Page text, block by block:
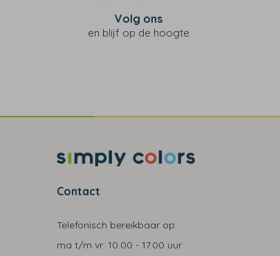
Volg ons
en blijf op de hoogte
Contact
Telefonisch bereikbaar op:
ma t/m vr: 10.00 - 17.00 uur